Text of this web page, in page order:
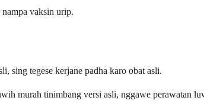
vaksin urip.
sing tegese kerjane padha karo obat asli.
murah tinimbang versi asli, nggawe perawatan